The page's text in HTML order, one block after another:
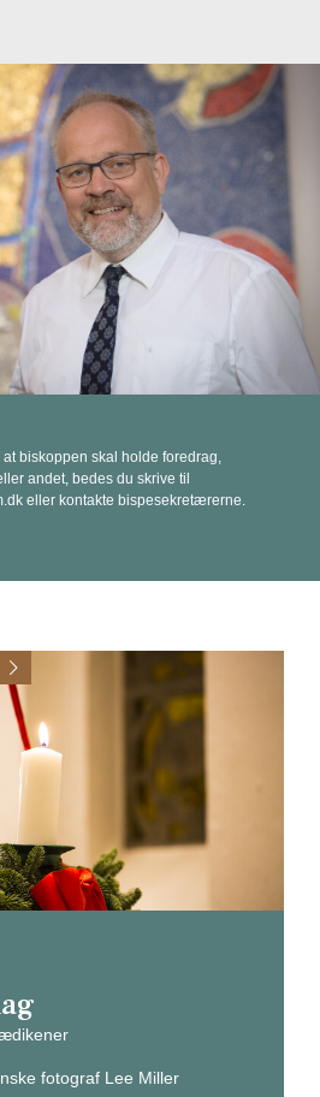
at biskoppen skal holde foredrag,
andet, bedes du skrive til
eller kontakte bispesekretærerne.
fotograf Lee Miller